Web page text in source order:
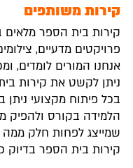
קירות משותפים
קירות בית הספר מלאים
פרויקטים מדעיים,
אנחנו המורים לומדים,
ניתן לקשט את קירות
בכל פיתוח מקצועי
הלמידה בקורס ולהפיק
שמייצג לפחות חלק ממה
קירות בית הספר בדיוק